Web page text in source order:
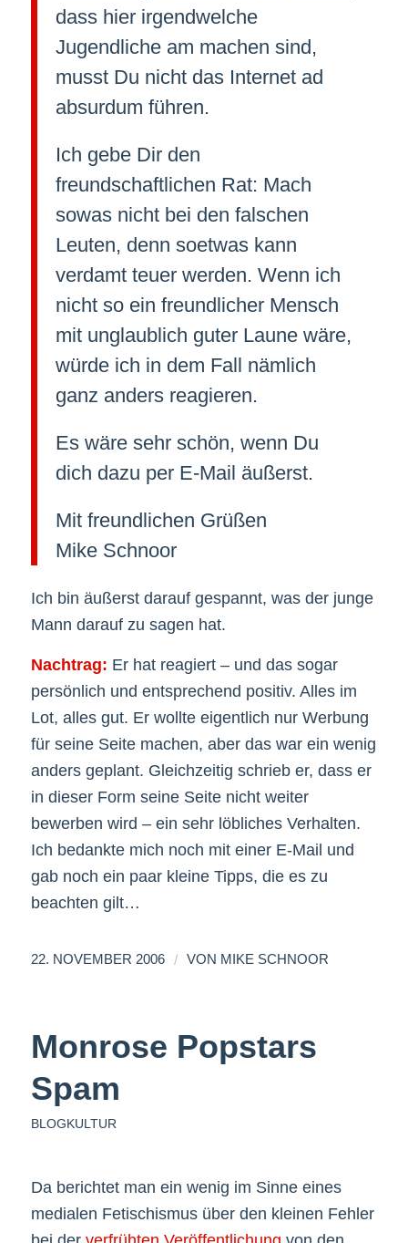
dass hier irgendwelche
Jugendliche am machen sind,
musst Du nicht das Internet ad
absurdum führen.
Ich gebe Dir den
freundschaftlichen Rat: Mach
sowas nicht bei den falschen
Leuten, denn soetwas kann
verdamt teuer werden. Wenn ich
nicht so ein freundlicher Mensch
mit unglaublich guter Laune wäre,
würde ich in dem Fall nämlich
ganz anders reagieren.
Es wäre sehr schön, wenn Du
dich dazu per E-Mail äußerst.
Mit freundlichen Grüßen
Mike Schnoor
Ich bin äußerst darauf gespannt, was der junge
Mann darauf zu sagen hat.
Nachtrag: Er hat reagiert – und das sogar
persönlich und entsprechend positiv. Alles im
Lot, alles gut. Er wollte eigentlich nur Werbung
für seine Seite machen, aber das war ein wenig
anders geplant. Gleichzeitig schrieb er, dass er
in dieser Form seine Seite nicht weiter
bewerben wird – ein sehr löbliches Verhalten.
Ich bedankte mich noch mit einer E-Mail und
gab noch ein paar kleine Tipps, die es zu
beachten gilt…
22. NOVEMBER 2006 / VON MIKE SCHNOOR
Monrose Popstars
Spam
BLOGKULTUR
Da berichtet man ein wenig im Sinne eines
medialen Fetischismus über den kleinen Fehler